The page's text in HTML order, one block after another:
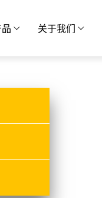
关于我们